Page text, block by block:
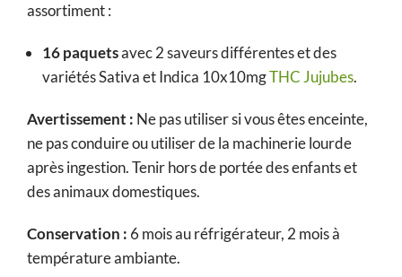
assortiment :
16 paquetsavec 2 saveurs différentes et des
variétés Sativa et Indica 10x10mgTHC Jujubes.
Avertissement : Ne pas utiliser si vous êtes enceinte,
ne pas conduire ou utiliser de la machinerie lourde
après ingestion. Tenir hors de portée des enfants et
des animaux domestiques.
Conservation : 6 mois au réfrigérateur, 2 mois à
température ambiante.